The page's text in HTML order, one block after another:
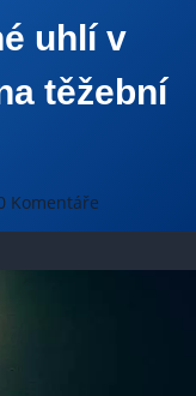
uhlí v
těžební
Komentáře